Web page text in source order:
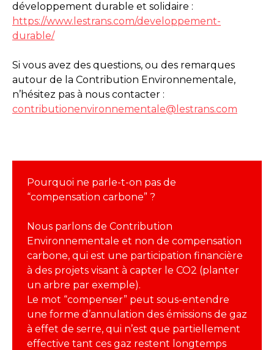
développement durable et solidaire :
https://www.lestrans.com/developpement-
durable/
Si vous avez des questions, ou des remarques
autour de la Contribution Environnementale,
n’hésitez pas à nous contacter :
contributionenvironnementale@lestrans.com
Pourquoi ne parle-t-on pas de
“compensation carbone” ?
Nous parlons de Contribution
Environnementale et non de compensation
carbone, qui est une participation financière
à des projets visant à capter le CO2 (planter
un arbre par exemple).
Le mot “compenser” peut sous-entendre
une forme d’annulation des émissions de gaz
à effet de serre, qui n’est que partiellement
effective tant ces gaz restent longtemps